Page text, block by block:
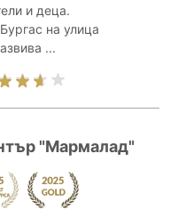
и деца.
на улица
...
"Мармалад"